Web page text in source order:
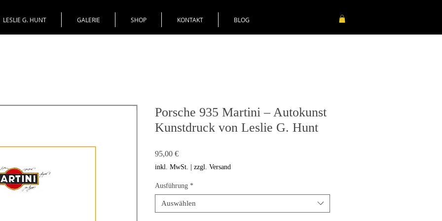
LESLIE G. HUNT GALERIE SHOP KONTAKT BLOG
Porsche 935 Martini – Autokunst
Kunstdruck von Leslie G. Hunt
95,00 €Preis
inkl. MwSt. | zzgl. Versand
Ausführung *
Auswählen